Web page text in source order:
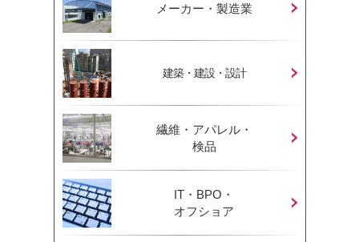
メーカー・製造業
建築・建設・設計
繊維・アパレル・
検品
IT・BPO・
オフショア